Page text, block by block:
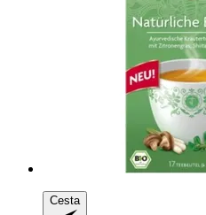
Cesta